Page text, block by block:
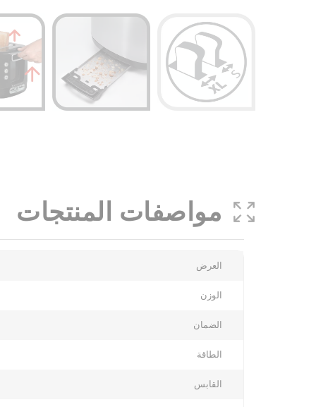
مواصفات المنتجات
العرض
الوزن
الضمان
الطاقة
القابس